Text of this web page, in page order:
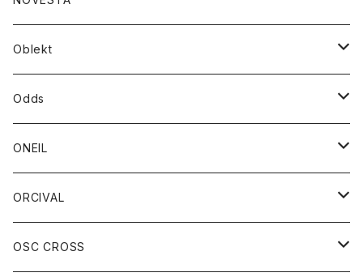
靴
ジャケット
シャツ
ボトム
ショートパンツ
パンツ
レディース
シャツ
Tシャツ
ブレスレット
靴
ストール/マフラー
トップス
シャツ
シャツジャケット
ボトム
ショートパンツ
ジーンズ
カットソー
スエット
ボトム
Oblekt
ボトム
ショートパンツ
パンツ
レディース
ボトム
Odds
帽子
ONEIL
スカート
ORCIVAL
アウター
OSC CROSS